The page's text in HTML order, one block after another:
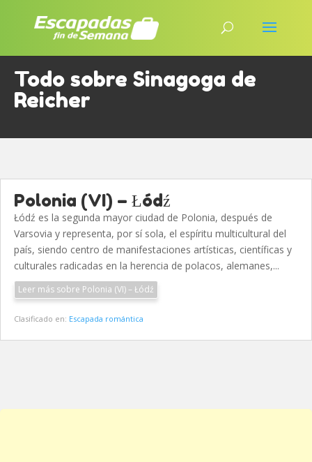
Todo sobre Sinagoga de
Reicher
Polonia (VI) – Łódź
Łódź es la segunda mayor ciudad de Polonia, después de
Varsovia y representa, por sí sola, el espíritu multicultural del
país, siendo centro de manifestaciones artísticas, científicas y
culturales radicadas en la herencia de polacos, alemanes,...
Leer más sobre Polonia (VI) – Łódź
Clasificado en: Escapada romántica